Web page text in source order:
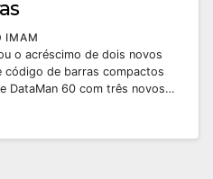
IMAM
o acréscimo de dois novos
código de barras compactos
DataMan 60 com três novos…